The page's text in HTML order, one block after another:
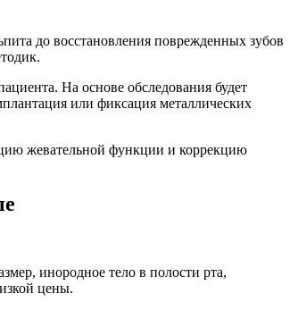
до восстановления поврежденных зубов
На основе обследования будет
или фиксация металлических
жевательной функции и коррекцию
инородное тело в полости рта,
цены.